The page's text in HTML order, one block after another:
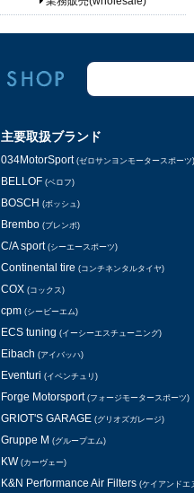
主要取扱ブランド
034MotorSport (ゼロサンヨンモータースポーツ)
BELLOF (ベロフ)
BOSCH (ボッシュ)
Brembo (ブレンボ)
C/A sport (シーエースポーツ)
Continental tire (コンチネンタルタイヤ)
COX (コックス)
cpm (シービーエム)
ECS tuning (イーシーエスチューニング)
Eibach (アイバッハ)
Eventuri (イベンチュリ)
Forge Motorsport (フォージモータースポーツ)
GRIOT'S GARAGE (グリオズガレージ)
Gruppe M (グループエム)
KW (カーヴェー)
K&N Performance Air Filters (ケイアンドエ